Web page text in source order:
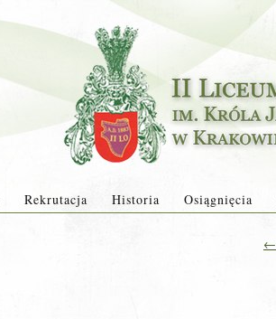
Rekrutacja Historia Osiągnięcia
←